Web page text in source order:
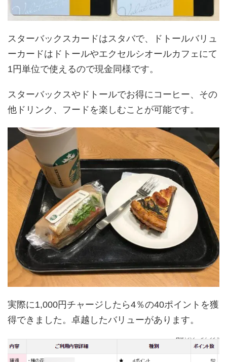
スターバックスカードはスタバで、ドトールバリュ
ーカードはドトールやエクセルシオールカフェにて
1円単位で使えるので現金同様です。
スターバックスやドトールでお得にコーヒー、その
他ドリンク、フードを楽しむことが可能です。
実際に1,000円チャージしたら4％の40ポイントを獲
得できました。卓越したバリューがあります。